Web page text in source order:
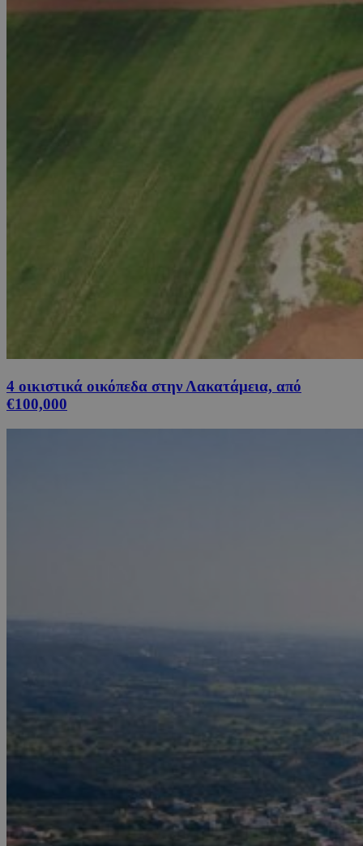
4 οικιστικά οικόπεδα στην Λακατάμεια, από
€100,000